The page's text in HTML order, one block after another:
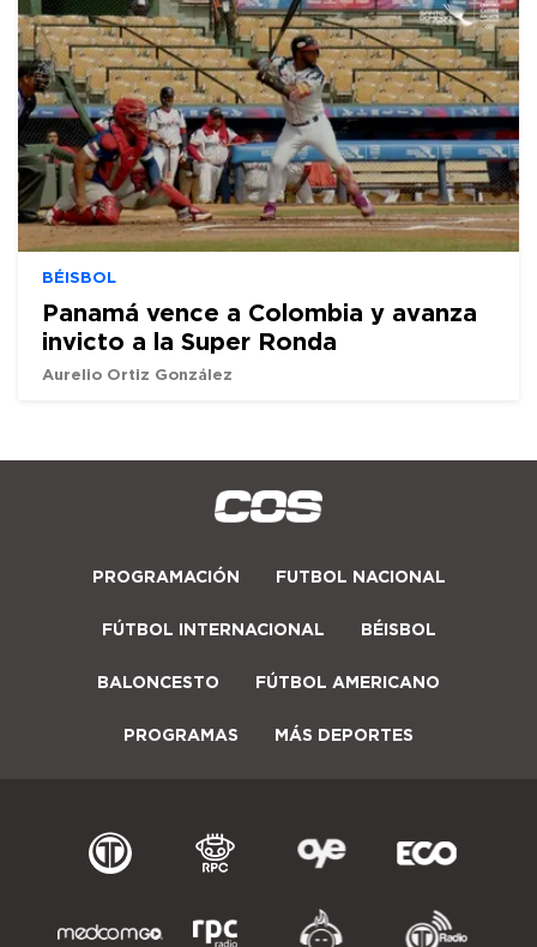
BÉISBOL
Panamá vence a Colombia y avanza
invicto a la Super Ronda
Aurelio Ortiz González
PROGRAMACIÓN FUTBOL NACIONAL
FÚTBOL INTERNACIONAL BÉISBOL
BALONCESTO FÚTBOL AMERICANO
PROGRAMAS MÁS DEPORTES